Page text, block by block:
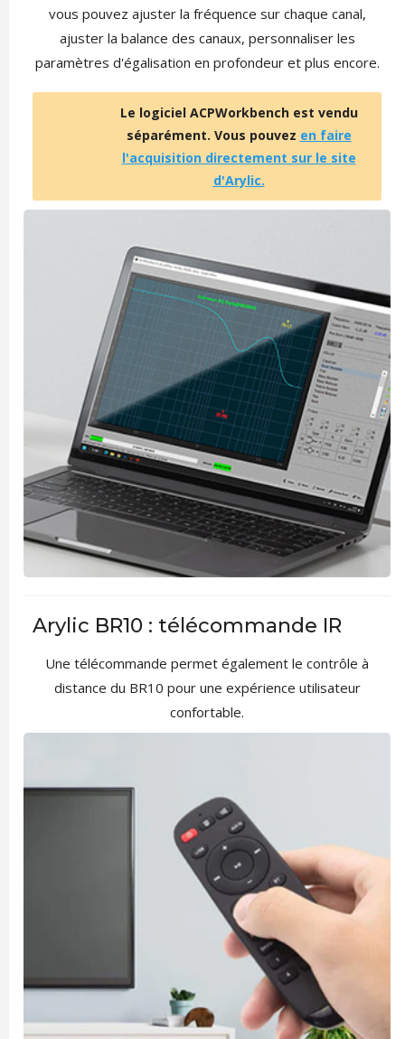
vous pouvez ajuster la fréquence sur chaque canal,
ajuster la balance des canaux, personnaliser les
paramètres d'égalisation en profondeur et plus encore.
Le logiciel ACPWorkbench est vendu
séparément. Vous pouvez en faire
l'acquisition directement sur le site
d'Arylic.
Arylic BR10 : télécommande IR
Une télécommande permet également le contrôle à
distance du BR10 pour une expérience utilisateur
confortable.